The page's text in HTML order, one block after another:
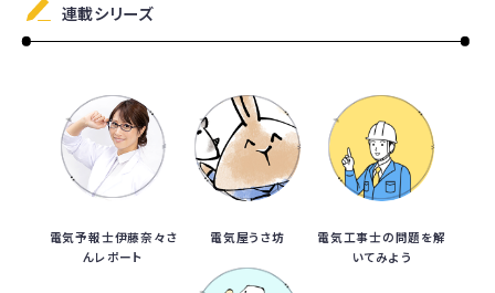
連載シリーズ
電気予報士伊藤奈々さ
んレポート
電気屋うさ坊
電気工事士の問題を解
いてみよう